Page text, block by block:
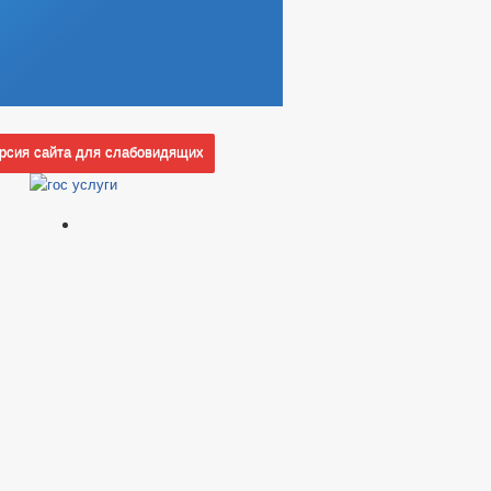
сайта для слабовидящих